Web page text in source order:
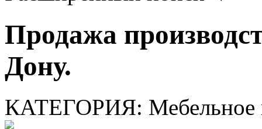
Продажа
Дону.
КАТЕГОРИЯ: Мебельное